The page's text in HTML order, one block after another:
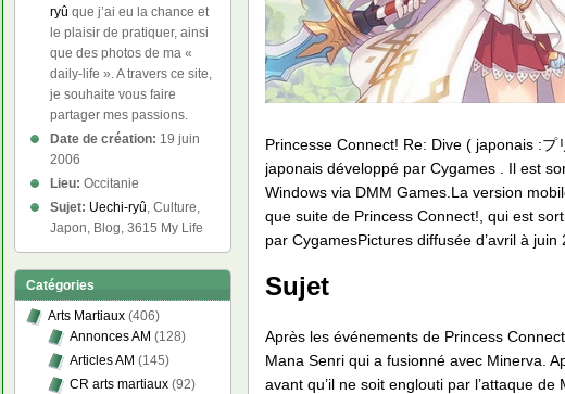
Princesse Connect! Re: Dive ( japonais :
japonais développé par Cygames . Il est
Windows via DMM Games.La version
que suite de Princess Connect!, qui est
par CygamesPictures diffusée d’avril à
Sujet
Après les événements de Princess
Mana Senri qui a fusionné avec Minerva.
avant qu’il ne soit englouti par l’attaque
ryû que j’ai eu la chance et
le plaisir de pratiquer, ainsi
que des photos de ma «
daily-life ». A travers ce site,
je souhaite vous faire
partager mes passions.
Date de création: 19 juin
2006
Lieu: Occitanie
Sujet: Uechi-ryû, Culture,
Japon, Blog, 3615 My Life
Catégories
Arts Martiaux (406)
Annonces AM (128)
Articles AM (145)
CR arts martiaux (92)